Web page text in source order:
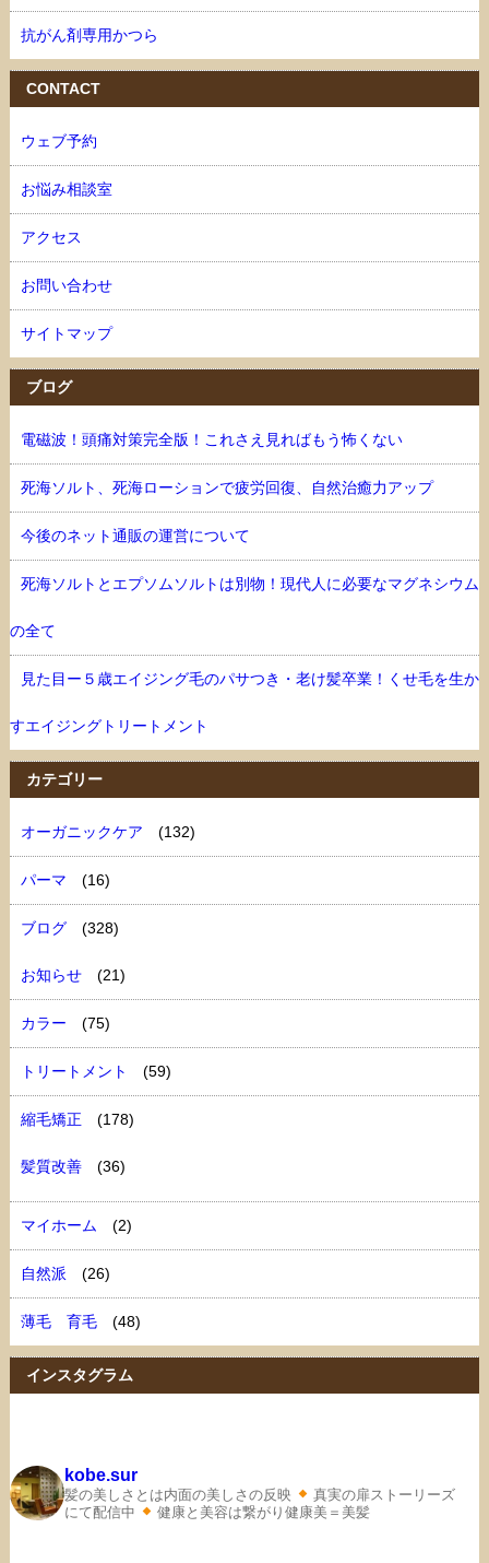
抗がん剤専用かつら
CONTACT
ウェブ予約
お悩み相談室
アクセス
お問い合わせ
サイトマップ
ブログ
電磁波！頭痛対策完全版！これさえ見ればもう怖くない
死海ソルト、死海ローションで疲労回復、自然治癒力アップ
今後のネット通販の運営について
死海ソルトとエプソムソルトは別物！現代人に必要なマグネシウム
の全て
見た目ー５歳エイジング毛のパサつき・老け髪卒業！くせ毛を生か
すエイジングトリートメント
カテゴリー
オーガニックケア (132)
パーマ (16)
ブログ (328)
お知らせ (21)
カラー (75)
トリートメント (59)
縮毛矯正 (178)
髪質改善 (36)
マイホーム (2)
自然派 (26)
薄毛 育毛 (48)
インスタグラム
kobe.sur
髪の美しさとは内面の美しさの反映
真実の扉ストーリーズ
にて配信中
健康と美容は繋がり健康美＝美髪